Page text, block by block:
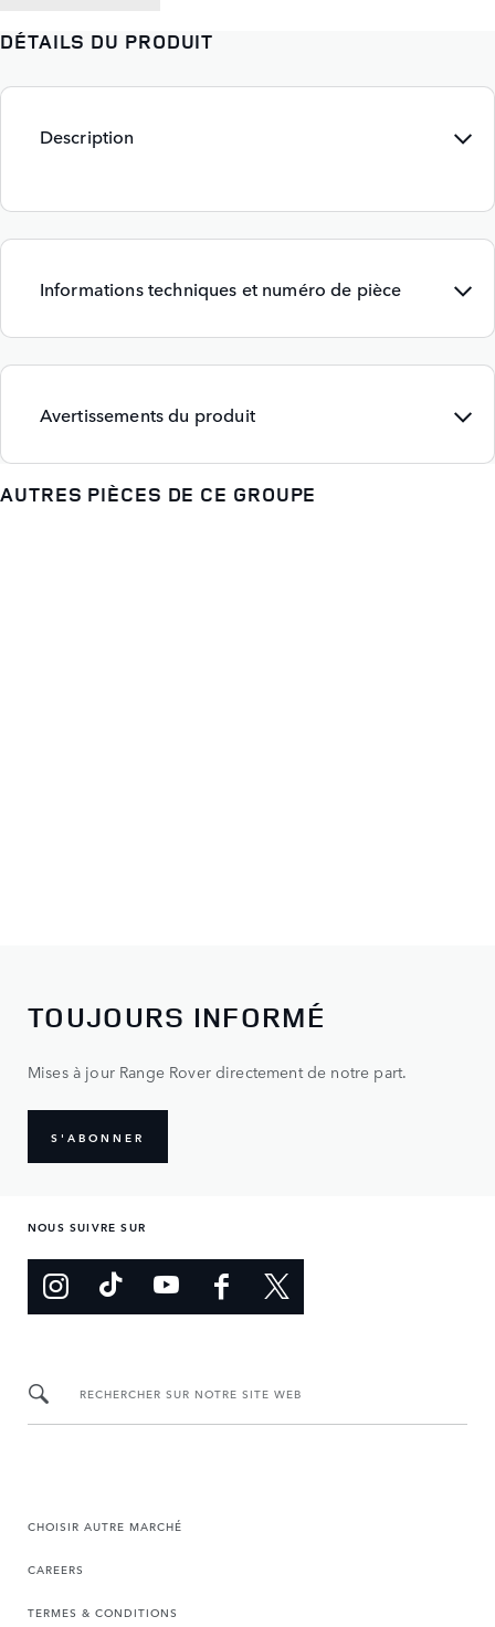
DÉTAILS DU PRODUIT
Description
Informations techniques et numéro de pièce
Avertissements du produit
AUTRES PIÈCES DE CE GROUPE
TOUJOURS INFORMÉ
Mises à jour Range Rover directement de notre part.
S'ABONNER
NOUS SUIVRE SUR
RECHERCHER SUR NOTRE SITE WEB
CHOISIR AUTRE MARCHÉ
CAREERS
TERMES & CONDITIONS